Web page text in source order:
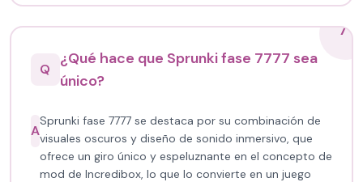
7
Q
¿Qué hace que Sprunki fase 7777 sea
único?
A
Sprunki fase 7777 se destaca por su combinación de
visuales oscuros y diseño de sonido inmersivo, que
ofrece un giro único y espeluznante en el concepto de
mod de Incredibox, lo que lo convierte en un juego